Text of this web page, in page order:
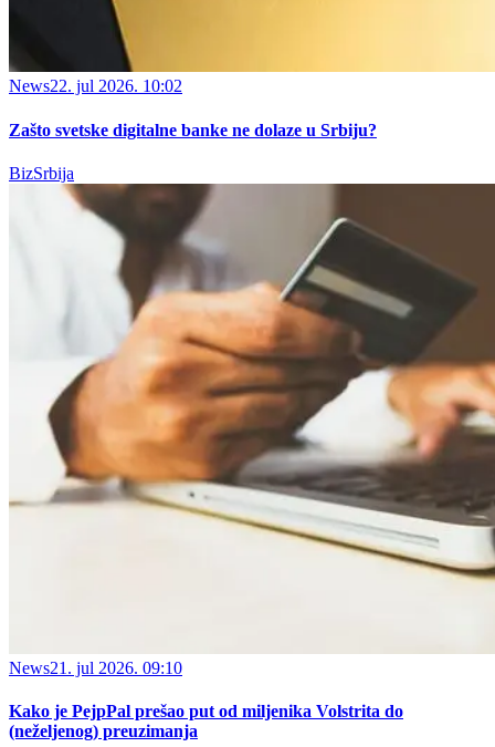
News22. jul 2026. 10:02
Zašto svetske digitalne banke ne dolaze u Srbiju?
BizSrbija
News21. jul 2026. 09:10
Kako je PejpPal prešao put od miljenika Volstrita do
(neželjenog) preuzimanja